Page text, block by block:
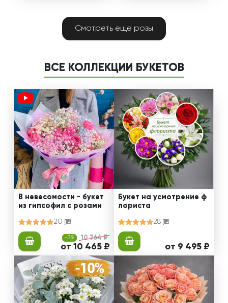
Смотреть еще розы
ВСЕ КОЛЛЕКЦИИ БУКЕТОВ
В невесомости - букет
из гипсофил с розами
20
-3% 10 764 ₽
от 10 465 ₽
Букет на усмотрение ф
лориста
28
от 9 495 ₽